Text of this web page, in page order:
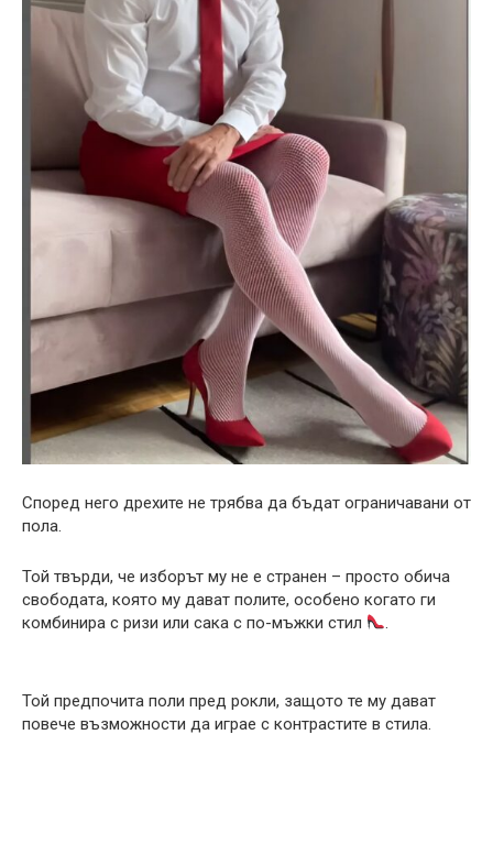
Според него дрехите не трябва да бъдат ограничавани от
пола.
Той твърди, че изборът му не е странен – просто обича
свободата, която му дават полите, особено когато ги
комбинира с ризи или сака с по-мъжки стил
.
Той предпочита поли пред рокли, защото те му дават
повече възможности да играе с контрастите в стила.